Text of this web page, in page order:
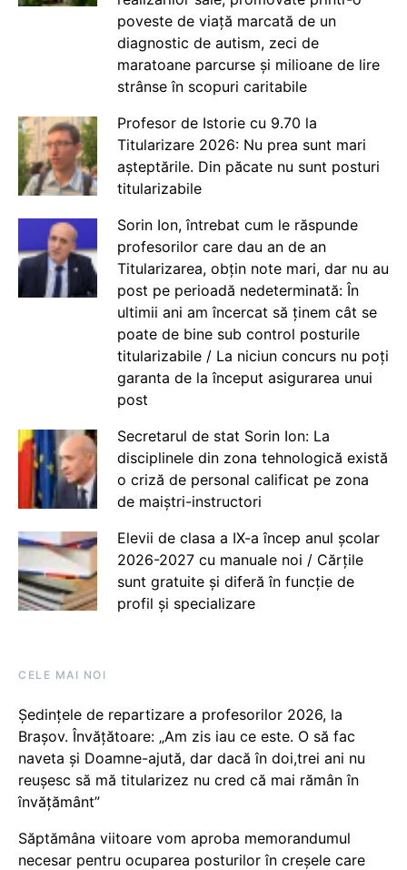
poveste de viață marcată de un
diagnostic de autism, zeci de
maratoane parcurse și milioane de lire
strânse în scopuri caritabile
Profesor de Istorie cu 9.70 la
Titularizare 2026: Nu prea sunt mari
așteptările. Din păcate nu sunt posturi
titularizabile
Sorin Ion, întrebat cum le răspunde
profesorilor care dau an de an
Titularizarea, obțin note mari, dar nu au
post pe perioadă nedeterminată: În
ultimii ani am încercat să ținem cât se
poate de bine sub control posturile
titularizabile / La niciun concurs nu poți
garanta de la început asigurarea unui
post
Secretarul de stat Sorin Ion: La
disciplinele din zona tehnologică există
o criză de personal calificat pe zona
de maiștri-instructori
Elevii de clasa a IX-a încep anul școlar
2026-2027 cu manuale noi / Cărțile
sunt gratuite și diferă în funcție de
profil și specializare
CELE MAI NOI
Ședințele de repartizare a profesorilor 2026, la
Brașov. Învățătoare: „Am zis iau ce este. O să fac
naveta și Doamne-ajută, dar dacă în doi,trei ani nu
reușesc să mă titularizez nu cred că mai rămân în
învățământ”
Săptămâna viitoare vom aproba memorandumul
necesar pentru ocuparea posturilor în creșele care